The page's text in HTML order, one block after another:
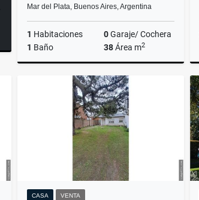
Mar del Plata, Buenos Aires, Argentina
1 Habitaciones 0Garaje/ Cochera
1 Baño 38Área m2
$11.111
CASA VENTA